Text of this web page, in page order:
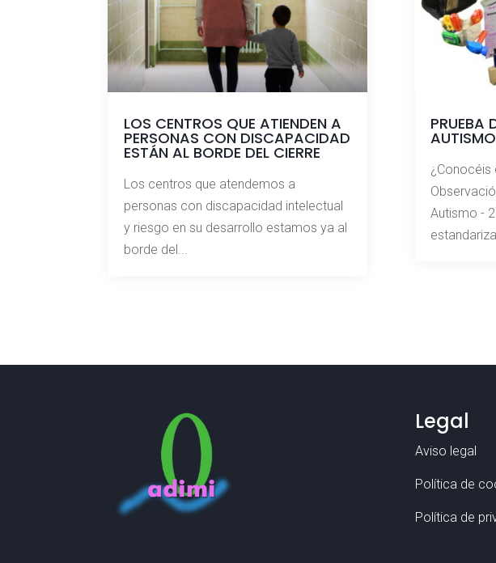
LOS CENTROS QUE ATIENDEN A
PERSONAS CON DISCAPACIDAD
ESTÁN AL BORDE DEL CIERRE
Los centros que atendemos a
personas con discapacidad intelectual
y riesgo en su desarrollo estamos ya al
borde del...
PRUEBA
¿Conocéis
Autismo -
Legal
Aviso legal
Política de
Política de